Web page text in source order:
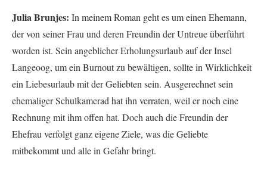
Julia Brunjes: In meinem Roman geht es um einen Ehemann,
der von seiner Frau und deren Freundin der Untreue überführt
worden ist. Sein angeblicher Erholungsurlaub auf der Insel
Langeoog, um ein Burnout zu bewältigen, sollte in Wirklichkeit
ein Liebesurlaub mit der Geliebten sein. Ausgerechnet sein
ehemaliger Schulkamerad hat ihn verraten, weil er noch eine
Rechnung mit ihm offen hat. Doch auch die Freundin der
Ehefrau verfolgt ganz eigene Ziele, was die Geliebte
mitbekommt und alle in Gefahr bringt.